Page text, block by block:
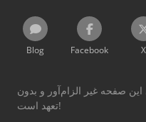
Blog Facebook X
صفحه غیر الزام‌آور و بدون
تعهد است!